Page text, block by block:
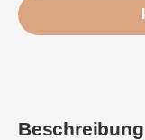
Beschreibung